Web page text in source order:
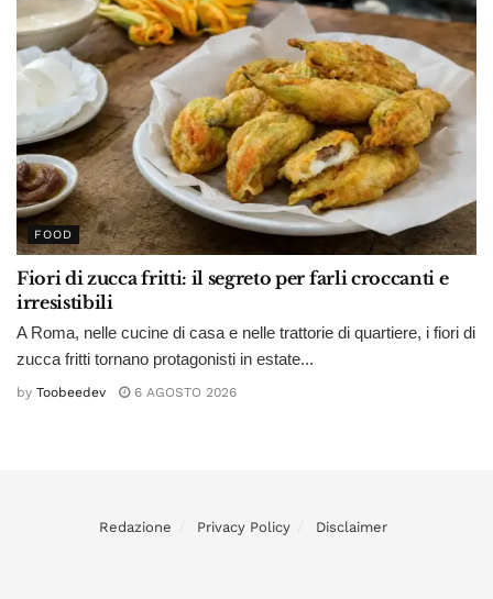
FOOD
Fiori di zucca fritti: il segreto per farli croccanti e
irresistibili
A Roma, nelle cucine di casa e nelle trattorie di quartiere, i fiori di
zucca fritti tornano protagonisti in estate...
by Toobeedev 6 AGOSTO 2026
Redazione Privacy Policy Disclaimer